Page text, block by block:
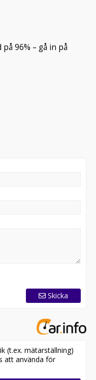
96% – gå in på
som passar perfekt
Skicka
(t.ex. mätarställning)
att använda för